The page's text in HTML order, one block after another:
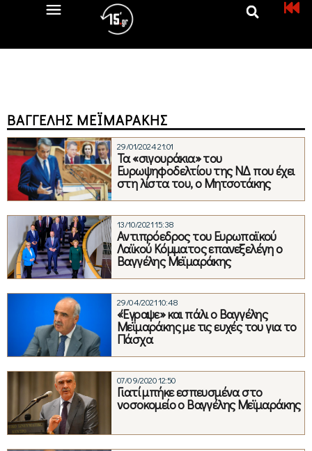
ΒΑΓΓΈΛΗΣ ΜΕΪΜΑΡΆΚΗΣ
29/01/2024 21:01
Τα «σιγουράκια» του
Ευρωψηφοδελτίου της ΝΔ που έχει
στη λίστα του, ο Μητσοτάκης
13/10/2021 15:38
Αντιπρόεδρος του Ευρωπαϊκού
Λαϊκού Κόμματος επανεξελέγη ο
Βαγγέλης Μεϊμαράκης
29/04/2021 10:48
«Έγραψε» και πάλι ο Βαγγέλης
Μεϊμαράκης με τις ευχές του για το
Πάσχα
07/09/2020 12:50
Γιατί μπήκε εσπευσμένα στο
νοσοκομείο ο Βαγγέλης Μεϊμαράκης